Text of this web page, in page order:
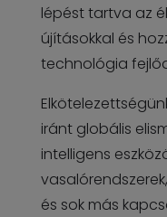
lépést tartva az
újításokkal és
technológia
iránt globális
intelligens
és sok más